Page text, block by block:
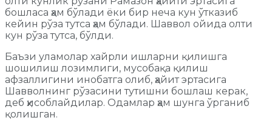
бошласа ҳам бўлади ёки бир неча кун ўтказиб
кейин рўза тутса ҳам бўлади. Шаввол ойида олти
кун рўза тутса, бўлди.
Баъзи уламолар хайрли ишларни қилишга
шошилиш лозимлиги, мусобақа қилиш
афзаллигини инобатга олиб, ҳайит эртасига
Шавволнинг рўзасини тутишни бошлаш керак,
деб ҳисоблайдилар. Одамлар ҳам шунга ўрганиб
қолишган.